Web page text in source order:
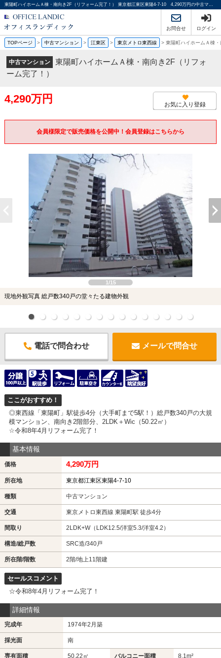
東陽町ハイホームＡ棟・南向き2F（リフォーム完了！） 東京都江東区東陽4-7-10 4,290万円の中古マンション大規模マンション｜オフィスランディック株式会社
お問合せ ログイン
TOPページ > 中古マンション > 江東区 > 東京メトロ東西線 > 東陽町ハイホームＡ棟
中古マンション
東陽町ハイホームＡ棟・南向き2F（リフォ
ーム完了！）
4,290万円 お気に入り登録
会員様限定で販売価格を公開中！会員登録はこちらから
1/15
現地外観写真 総戸数340戸の堂々たる建物外観
電話で問合わせ メールで問合せ
ここがおすすめ！
◎東西線「東陽町」駅徒歩4分（大手町まで5駅！）総戸数340戸の大規
模マンション、南向き2階部分、2LDK＋Wic（50.22㎡）
☆令和8年4月リフォーム完了！
基本情報
価格 4,290万円
所在地 東京都江東区東陽4-7-10
種類 中古マンション
交通 東京メトロ東西線 東陽町駅 徒歩4分
間取り 2LDK+W（LDK12.5/洋室5.3/洋室4.2）
構造/総戸数 SRC造/340戸
所在階/階数 2階/地上11階建
セールスコメント
☆令和8年4月リフォーム完了！
詳細情報
完成年 1974年2月築
採光面 南
専有面積 50.22㎡ バルコニー面積 8.1m²